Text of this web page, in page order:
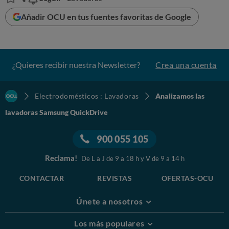
Añadir OCU en tus fuentes favoritas de Google
¿Quieres recibir nuestra Newsletter? Crea una cuenta
Electrodomésticos : Lavadoras
Analizamos las
lavadoras Samsung QuickDrive
900 055 105
Reclama! De L a J de 9 a 18 h y V de 9 a 14 h
CONTACTAR REVISTAS OFERTAS-OCU
Únete a nosotros
Los más populares